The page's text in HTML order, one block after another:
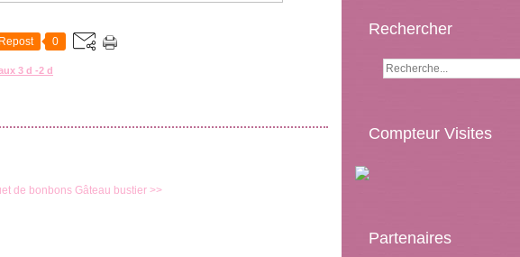
Repost 0
3 d -2 d
de bonbons Gâteau bustier >>
Rechercher
Compteur Visites
Partenaires